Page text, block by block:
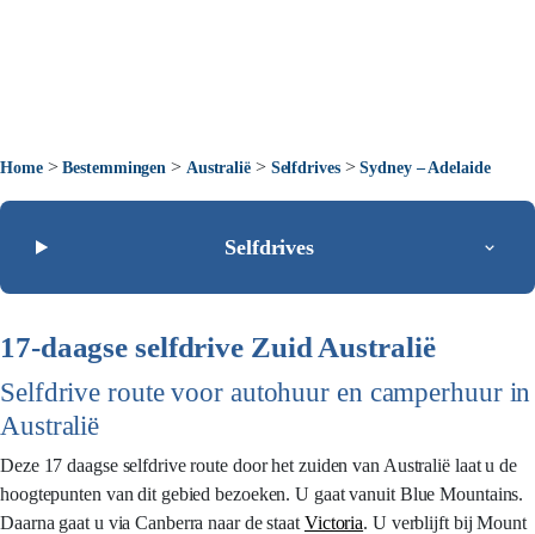
Home>Bestemmingen > Australië> Selfdrives>Sydney – Adelaide
Selfdrives
17-daagse selfdrive Zuid Australië
Selfdrive route voor autohuur en camperhuur in
Australië
Deze 17 daagse selfdrive route door het zuiden van Australië laat u de
hoogtepunten van dit gebied bezoeken. U gaat vanuit Blue Mountains.
Daarna gaat u via Canberra naar de staat Victoria. U verblijft bij Mount